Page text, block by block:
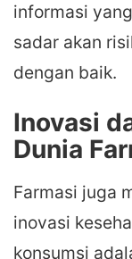
informasi
sadar akan
dengan baik.
Inovasi
Dunia
Farmasi juga
inovasi
konsumsi